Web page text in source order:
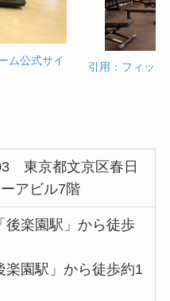
ム公式サイ
引用：フィッ
東京都文京区春日
アビル7階
後楽園駅」から徒歩
楽園駅」から徒歩約1